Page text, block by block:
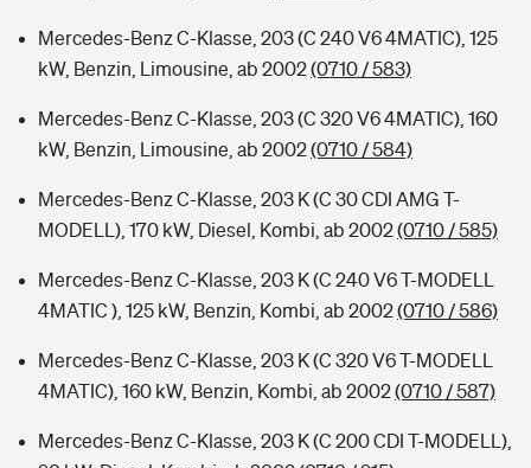
Mercedes-Benz C-Klasse, 203 (C 240 V6 4MATIC), 125
kW, Benzin, Limousine, ab 2002(0710 / 583)
Mercedes-Benz C-Klasse, 203 (C 320 V6 4MATIC), 160
kW, Benzin, Limousine, ab 2002(0710 / 584)
Mercedes-Benz C-Klasse, 203 K (C 30 CDI AMG T-
MODELL), 170 kW, Diesel, Kombi, ab 2002(0710 / 585)
Mercedes-Benz C-Klasse, 203 K (C 240 V6 T-MODELL
4MATIC ), 125 kW, Benzin, Kombi, ab 2002(0710 / 586)
Mercedes-Benz C-Klasse, 203 K (C 320 V6 T-MODELL
4MATIC), 160 kW, Benzin, Kombi, ab 2002(0710 / 587)
Mercedes-Benz C-Klasse, 203 K (C 200 CDI T-MODELL),